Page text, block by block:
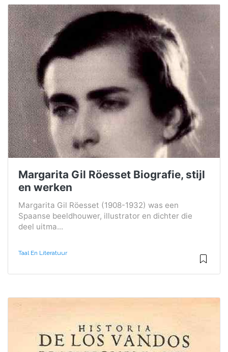
Margarita Gil Röesset Biografie, stijl
en werken
Margarita Gil Röesset (1908-1932) was een
Spaanse beeldhouwer, illustrator en dichter die
deel uitma...
Taal En Literatuur